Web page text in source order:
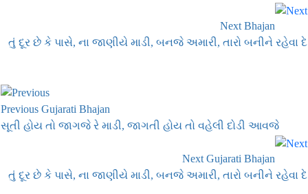
Next Bhajan
તું દૂર છે કે પાસે, ના જાણીયે માડી, બનજે અમારી, તારો બનીને રહેવા દે
Previous Gujarati Bhajan
સૂતી હોય તો જાગજે રે માડી, જાગતી હોય તો વહેલી દોડી આવજે
Next Gujarati Bhajan
તું દૂર છે કે પાસે, ના જાણીયે માડી, બનજે અમારી, તારો બનીને રહેવા દે